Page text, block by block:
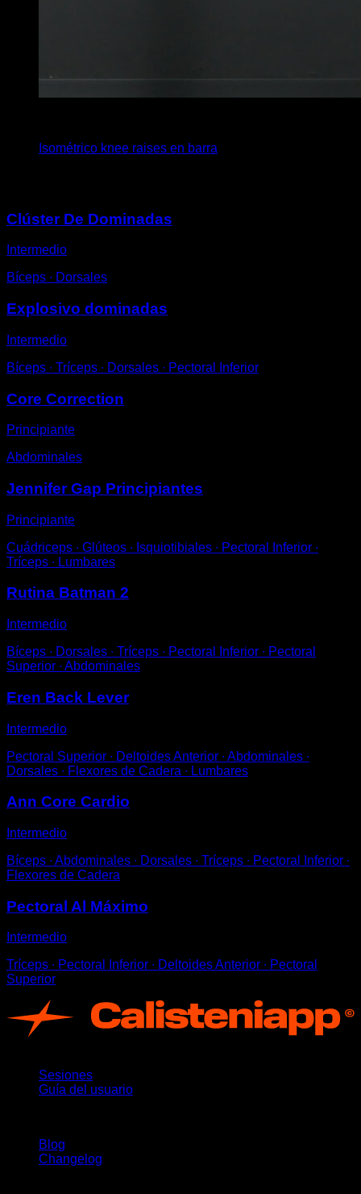
Isométrico knee raises en barra
Clúster De Dominadas
Intermedio
Bíceps ∙ Dorsales
Explosivo dominadas
Intermedio
Bíceps ∙ Tríceps ∙ Dorsales ∙ Pectoral Inferior
Core Correction
Principiante
Abdominales
Jennifer Gap Principiantes
Principiante
Cuádriceps ∙ Glúteos ∙ Isquiotibiales ∙ Pectoral Inferior ∙
Tríceps ∙ Lumbares
Rutina Batman 2
Intermedio
Bíceps ∙ Dorsales ∙ Tríceps ∙ Pectoral Inferior ∙ Pectoral
Superior ∙ Abdominales
Eren Back Lever
Intermedio
Pectoral Superior ∙ Deltoides Anterior ∙ Abdominales ∙
Dorsales ∙ Flexores de Cadera ∙ Lumbares
Ann Core Cardio
Intermedio
Bíceps ∙ Abdominales ∙ Dorsales ∙ Tríceps ∙ Pectoral Inferior ∙
Flexores de Cadera
Pectoral Al Máximo
Intermedio
Tríceps ∙ Pectoral Inferior ∙ Deltoides Anterior ∙ Pectoral
Superior
Sesiones
Guía del usuario
Blog
Changelog